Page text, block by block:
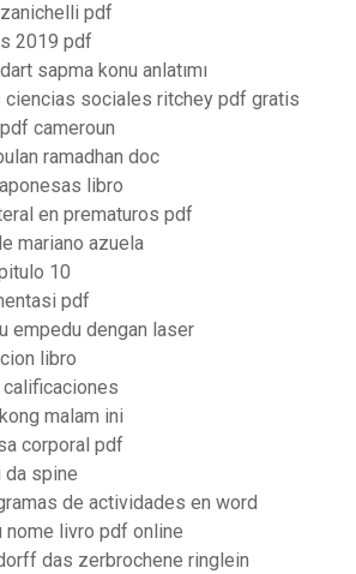
pdf
2019 pdf
sapma konu anlatımı
ciencias sociales ritchey pdf gratis
cameroun
ramadhan doc
libro
en prematuros pdf
mariano azuela
10
pdf
empedu dengan laser
libro
malam ini
corporal pdf
da spine
de actividades en word
nome livro pdf online
das zerbrochene ringlein